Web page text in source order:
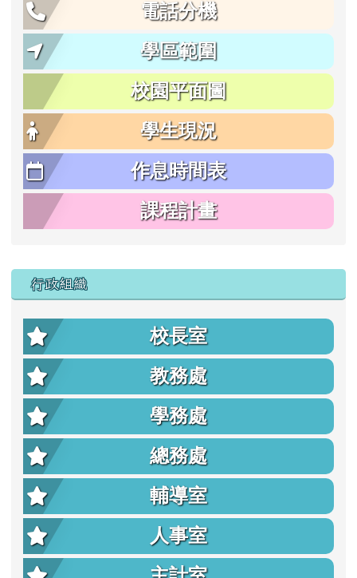
電話分機
學區範圍
校園平面圖
學生現況
作息時間表
課程計畫
行政組織
校長室
教務處
學務處
總務處
輔導室
人事室